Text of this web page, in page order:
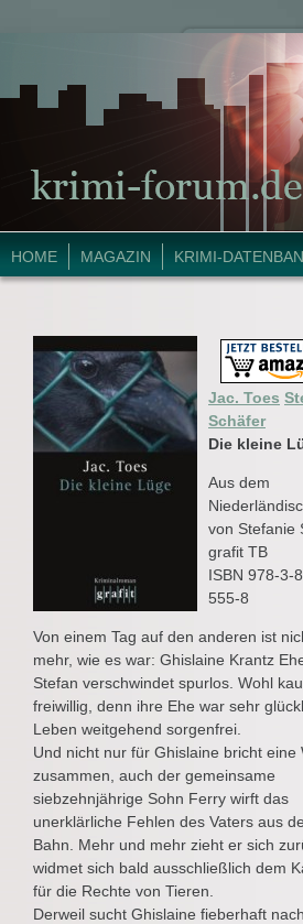
HOME MAGAZIN KRIMI-
Jac. Toes
Schäfer
Die kleine
Aus dem
von Stefanie
grafit TB
ISBN 978-3-
555-8
Von einem Tag auf den anderen ist
mehr, wie es war: Ghislaine Krantz
Stefan verschwindet spurlos. Wohl
freiwillig, denn ihre Ehe war sehr
Leben weitgehend sorgenfrei.
Und nicht nur für Ghislaine bricht eine
zusammen, auch der gemeinsame
siebzehnjährige Sohn Ferry wirft das
unerklärliche Fehlen des Vaters aus
Bahn. Mehr und mehr zieht er sich
widmet sich bald ausschließlich dem
für die Rechte von Tieren.
Derweil sucht Ghislaine fieberhaft nach